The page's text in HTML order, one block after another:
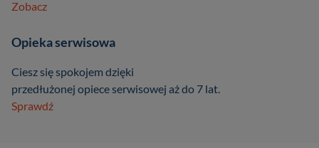
Zobacz
Opieka serwisowa
Ciesz się spokojem dzięki
przedłużonej opiece serwisowej aż do 7 lat.
Sprawdź